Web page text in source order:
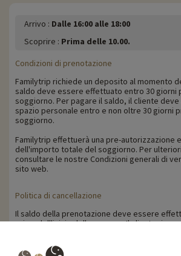
Arrivo : Dalle 16:00 alle 18:00
Scoprire : Prima delle 10.00.
Condizioni di prenotazione
Familytrip richiede un deposito al momento
saldo deve essere effettuato entro 30 giorni
soggiorno. Per pagare il saldo, il cliente
spazio personale entro e non oltre 30 giorni
soggiorno.
Familytrip effettuerà una pre-autorizzazione
dell'importo totale del soggiorno. Per
consultare le nostre Condizioni generali di
sito web.
Politica di cancellazione
Il saldo della prenotazione deve essere
prima dell'inizio della vacanza. Il cliente